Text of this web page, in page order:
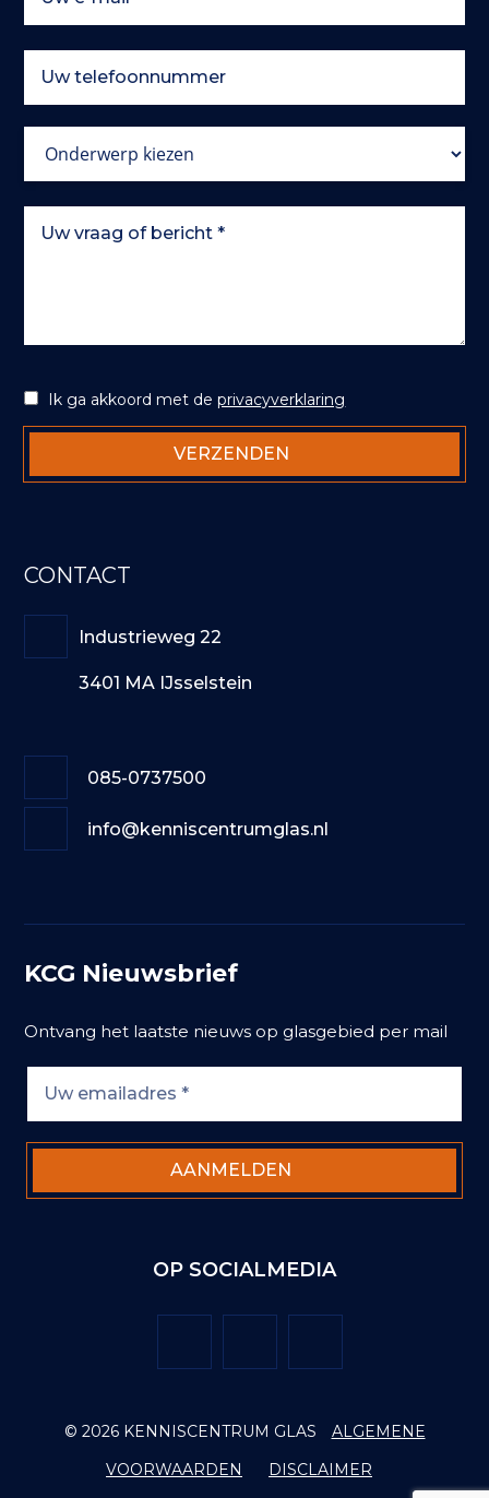
Ik ga akkoord met deprivacyverklaring
CONTACT
Industrieweg 22
3401 MA IJsselstein
085-0737500
info@kenniscentrumglas.nl
KCG Nieuwsbrief
Ontvang het laatste nieuws op glasgebied per mail
© 2026 KENNISCENTRUM GLAS
ALGEMENE
VOORWAARDEN
DISCLAIMER
OP SOCIALMEDIA